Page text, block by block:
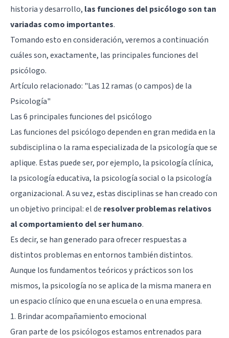
historia y desarrollo, las funciones del psicólogo son tan
variadas como importantes.
Tomando esto en consideración, veremos a continuación
cuáles son, exactamente, las principales funciones del
psicólogo.
Artículo relacionado: "Las 12 ramas (o campos) de la
Psicología"
Las 6 principales funciones del psicólogo
Las funciones del psicólogo dependen en gran medida en la
subdisciplina o la rama especializada de la psicología que se
aplique. Estas puede ser, por ejemplo, la psicología clínica,
la psicología educativa, la psicología social o la psicología
organizacional. A su vez, estas disciplinas se han creado con
un objetivo principal: el de resolver problemas relativos
al comportamiento del ser humano.
Es decir, se han generado para ofrecer respuestas a
distintos problemas en entornos también distintos.
Aunque los fundamentos teóricos y prácticos son los
mismos, la psicología no se aplica de la misma manera en
un espacio clínico que en una escuela o en una empresa.
1. Brindar acompañamiento emocional
Gran parte de los psicólogos estamos entrenados para